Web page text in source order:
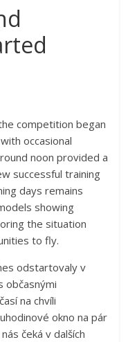
competition began
occasional
noon provided a
successful training
days remains
showing
the situation
to fly.
odstartovaly v
občasnými
na chvíli
okno na pár
čeká v dalších